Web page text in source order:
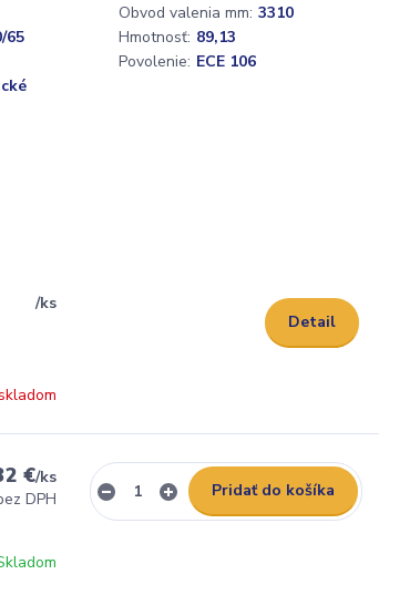
Obvod valenia mm: 3310
65 Hmotnosť: 89,13
Povolenie: ECE 106
/ks
Detail
€/ks
DPH Pridať do košíka